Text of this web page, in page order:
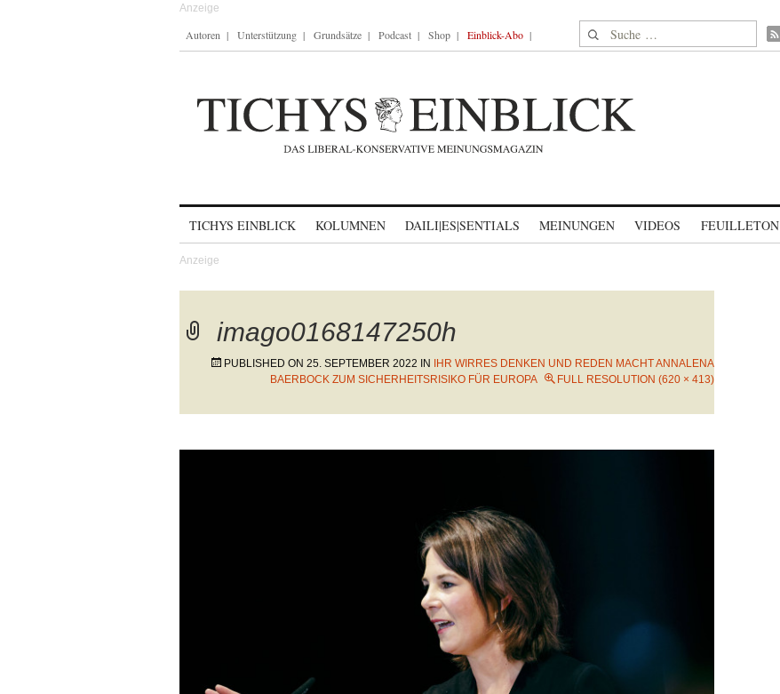
Autoren Unterstützung Grundsätze Podcast Shop Einblick-Abo Suche nach:
TICHYS EINBLICK KOLUMNEN DAILI|ES|SENTIALS MEINUNGEN VIDEOS FEUILLETON
imago0168147250h
PUBLISHED ON 25. SEPTEMBER 2022 IN
IHR WIRRES DENKEN UND REDEN MACHT ANNALENA
BAERBOCK ZUM SICHERHEITSRISIKO FÜR EUROPA
FULL RESOLUTION (620 × 413)